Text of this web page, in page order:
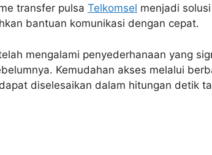
transfer pulsa Telkomsel menjadi
bantuan komunikasi dengan cepat.
mengalami penyederhanaan yang
Kemudahan akses melalui
diselesaikan dalam hitungan detik